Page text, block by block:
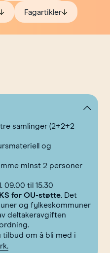
Fagartikler
samlinger (2+2+2
og
minst 2 personer
09.00 til 15.30
for OU-støtte. Det
og fylkeskommuner
deltakeravgiften
om å bli med i